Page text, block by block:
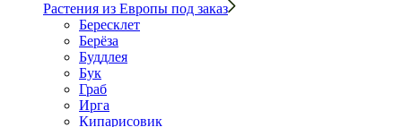
Растения из Европы под заказ
Бересклет
Берёза
Буддлея
Бук
Граб
Ирга
Кипарисовик